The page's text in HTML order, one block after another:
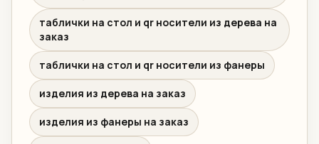
таблички на стол и qr носители из дерева на
заказ
таблички на стол и qr носители из фанеры
изделия из дерева на заказ
изделия из фанеры на заказ